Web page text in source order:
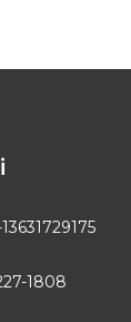
1808